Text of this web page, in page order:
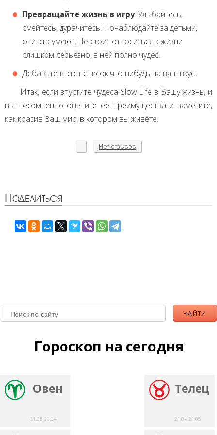
Превращайте жизнь в игру. Улыбайтесь,
смейтесь, дурачитесь! Понаблюдайте за детьми,
они это умеют. Не стоит относиться к жизни
слишком серьезно, в ней полно чудес.
Добавьте в этот список что-нибудь на ваш вкус.
Итак, если впустите чудеса Slow Life в Вашу жизнь, и
вы несомненно оцените её преимущества и заметите,
как красив Ваш мир, в котором вы живёте.
Нет отзывов
Поделиться
Гороскоп на сегодня
Овен
21.03-20.04
Телец
21.04-21.05